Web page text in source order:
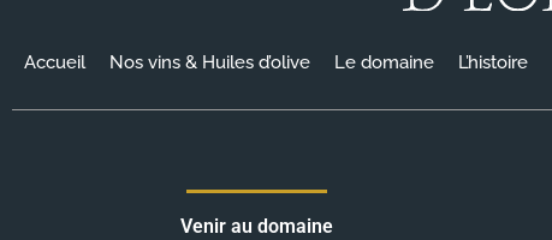
Accueil Nos vins & Huiles d’olive Le domaine L’histoire
Venir au domaine